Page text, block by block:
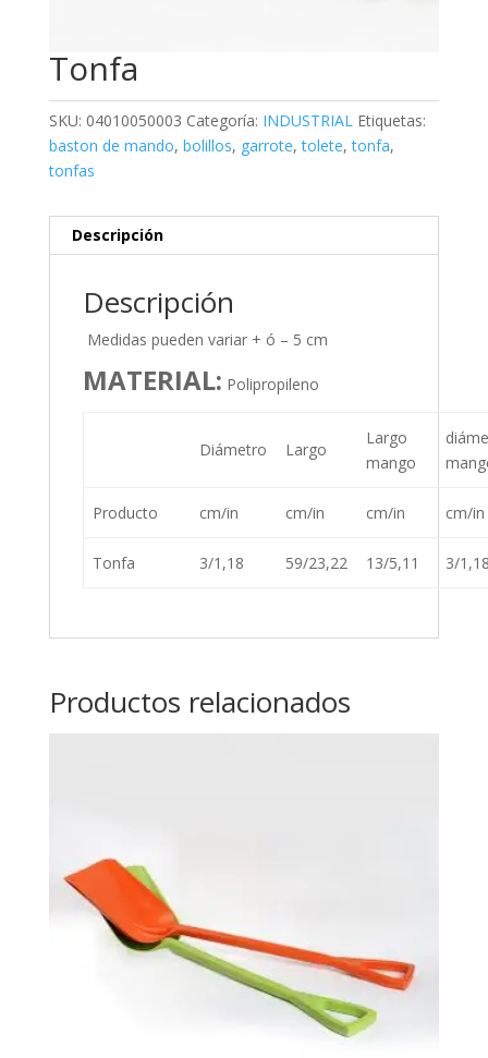
Tonfa
SKU: 04010050003 Categoría: INDUSTRIAL Etiquetas:
baston de mando, bolillos, garrote,tolete,tonfa,
tonfas
Descripción
Descripción
Medidas pueden variar + ó – 5 cm
MATERIAL: Polipropileno
Diámetro Largo
Largo
mango
Producto cm/in cm/in cm/in cm/in
Tonfa 3/1,18 59/23,22 13/5,11 3/
Productos relacionados